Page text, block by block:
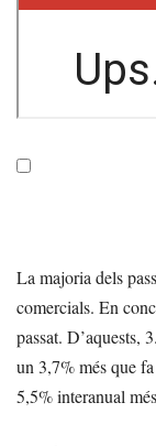
La majoria dels
comercials. En
passat. D’aquests,
un 3,7% més que
5,5% interanual